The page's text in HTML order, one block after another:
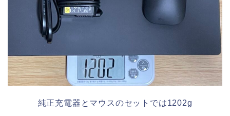
純正充電器とマウスのセットでは1202g